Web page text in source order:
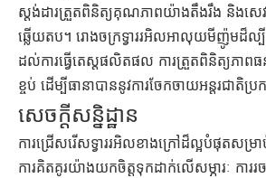
ស្តង់ដារត្រួតពិនិត្យគុណភាពយ៉ាងតឹងរឹង និងសេ
ឆ្លើយតប។ រោងចក្រទ្វាររអិលអាលុយមីញ៉ូមដ៏ល្
ដល់ការធ្វើតេស្តផលិតផល ការត្រួតពិនិត្យភាពធន់
ខ្ចប់ ដើម្បីធានាបាននូវការចែកចាយអន្តរជាតិ
សេចក្តីសន្និដ្ឋាន
ការជ្រើសរើសទ្វាររអិលខាងក្រៅដ៏ល្អបំផុតសម្រា
ការគិតគូរយ៉ាងយកចិត្តទុកដាក់លើសម្ភារៈ ការ